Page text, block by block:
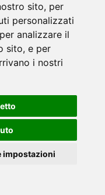
sito, per
personalizzati
analizzare il
sito, e per
i nostri
impostazioni
con questi
con questi